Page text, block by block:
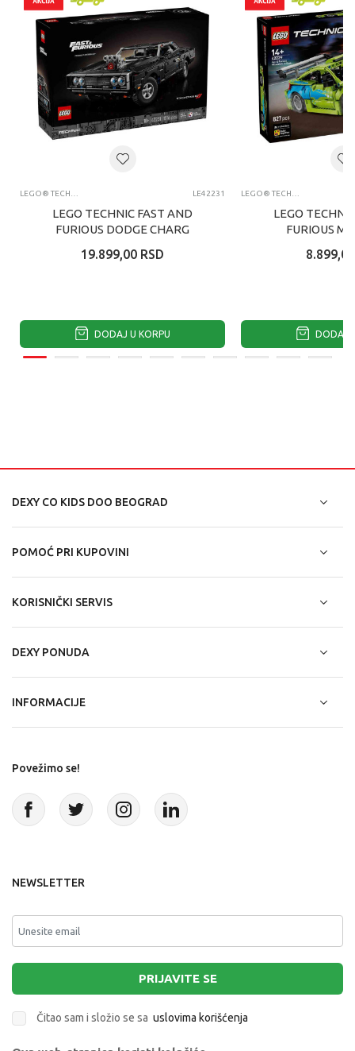
LE42231
LEGO TECHNIC FAST AND
FURIOUS DODGE CHARG
19.899,00 RSD
DODAJ U KORPU
LEGO
FURIOUS
8.899,00
DODAJ
DEXY CO KIDS DOO BEOGRAD
POMOĆ PRI KUPOVINI
KORISNIČKI SERVIS
DEXY PONUDA
INFORMACIJE
Povežimo se!
NEWSLETTER
PRIJAVITE SE
Čitao sam i složio se sa uslovima korišćenja